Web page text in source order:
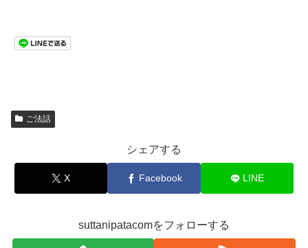
ご法話
シェアする
X Facebook LINE
suttanipatacomをフォローする